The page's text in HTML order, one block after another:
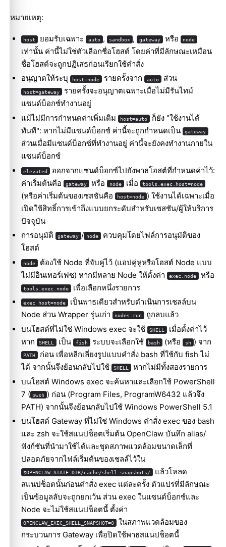
หมายเหตุ:
host ยอมรับเฉพาะ auto , sandbox , gateway หรือ node
เท่านั้น ค่านี้ไม่ใช่ตัวเลือกชื่อโฮสต์ โดยค่าที่มีลักษณะเหมือน
ชื่อโฮสต์จะถูกปฏิเสธก่อนเรียกใช้คำสั่ง
อนุญาตให้ระบุ
host=node รายครั้งจาก auto ส่วน
host=gateway
รายครั้งจะอนุญาตเฉพาะเมื่อไม่มีรันไทม์
แซนด์บ็อกซ์ทำงานอยู่
แม้ไม่มีการกำหนดค่าเพิ่มเติม
host=auto
ก็ยัง "ใช้งานได้
ทันที": หากไม่มีแซนด์บ็อกซ์ ค่านี้จะถูกกำหนดเป็น
gateway
ส่วนเมื่อมีแซนด์บ็อกซ์ที่ทำงานอยู่ ค่านี้จะยังคงทำงานภายใน
แซนด์บ็อกซ์
elevated
ออกจากแซนด์บ็อกซ์ไปยังพาธโฮสต์ที่กำหนดค่าไว้:
ค่าเริ่มต้นคือ
gateway หรือ node เมื่อ tools.exec.host=node
(หรือค่าเริ่มต้นของเซสชันคือ host=node ) ใช้งานได้เฉพาะเมื่อ
เปิดใช้สิทธิ์การเข้าถึงแบบยกระดับสำหรับเซสชัน/ผู้ให้บริการ
ปัจจุบัน
การอนุมัติ
gateway / node ควบคุมโดยไฟล์การอนุมัติของ
โฮสต์
node
ต้องใช้ Node ที่จับคู่ไว้ (แอปคู่หูหรือโฮสต์ Node แบบ
ไม่มีอินเทอร์เฟซ) หากมีหลาย Node ให้ตั้งค่า
exec.node หรือ
tools.exec.node เพื่อเลือกหนึ่งรายการ
exec host=node
เป็นพาธเดียวสำหรับดำเนินการเชลล์บน
Node ส่วน Wrapper รุ่นเก่า
nodes.run
ถูกลบแล้ว
บนโฮสต์ที่ไม่ใช่ Windows exec จะใช้
SHELL
เมื่อตั้งค่าไว้
หาก
SHELL เป็น fish ระบบจะเลือกใช้ bash (หรือ sh ) จาก
PATH
ก่อน เพื่อหลีกเลี่ยงรูปแบบคำสั่ง bash ที่ใช้กับ fish ไม่
ได้ จากนั้นจึงย้อนกลับไปใช้
SHELL
หากไม่มีทั้งสองรายการ
บนโฮสต์ Windows exec จะค้นหาและเลือกใช้ PowerShell
7 ( pwsh ) ก่อน (Program Files, ProgramW6432 แล้วจึง
PATH) จากนั้นจึงย้อนกลับไปใช้ Windows PowerShell 5.1
บนโฮสต์ Gateway ที่ไม่ใช่ Windows คำสั่ง exec ของ bash
และ zsh จะใช้สแนปช็อตเริ่มต้น OpenClaw บันทึก alias/
ฟังก์ชันที่นำมาใช้ได้และชุดสภาพแวดล้อมขนาดเล็กที่
ปลอดภัยจากไฟล์เริ่มต้นของเชลล์ไว้ใน
$OPENCLAW_STATE_DIR/cache/shell-snapshots/
แล้วโหลด
สแนปช็อตนั้นก่อนคำสั่ง exec แต่ละครั้ง ตัวแปรที่มีลักษณะ
เป็นข้อมูลลับจะถูกยกเว้น ส่วน exec ในแซนด์บ็อกซ์และ
Node จะไม่ใช้สแนปช็อตนี้ ตั้งค่า
OPENCLAW_EXEC_SHELL_SNAPSHOT=0
ในสภาพแวดล้อมของ
กระบวนการ Gateway เพื่อปิดใช้พาธสแนปช็อตนี้